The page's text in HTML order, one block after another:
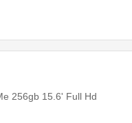
256gb 15.6' Full Hd